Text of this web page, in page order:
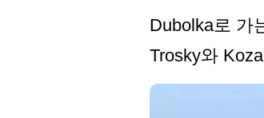
Dubolka로 가
Trosky와